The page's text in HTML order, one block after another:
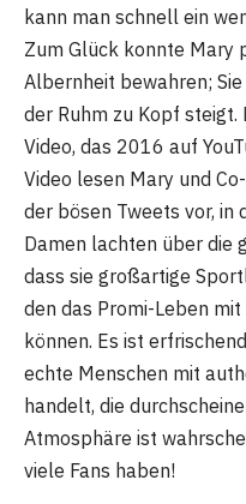
kann man schnell ein
Zum Glück konnte Mary
Albernheit bewahren;
der Ruhm zu Kopf
Video, das 2016 auf
Video lesen Mary und
der bösen Tweets vor, in
Damen lachten über die
dass sie großartige
den das Promi-Leben
können. Es ist
echte Menschen mit
handelt, die
Atmosphäre ist
viele Fans haben!